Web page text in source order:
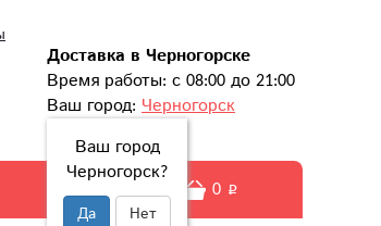
Доставка в Черногорске
Время работы: с 08:00 до 21:00
Ваш город: Черногорск
Ваш город
Черногорск?
Да Нет
0